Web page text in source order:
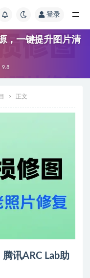
登录
，一键提升图片清
9.8
正文
讯ARC Lab助